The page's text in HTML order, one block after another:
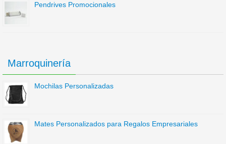
Pendrives Promocionales
Marroquinería
Mochilas Personalizadas
Mates Personalizados para Regalos Empresariales